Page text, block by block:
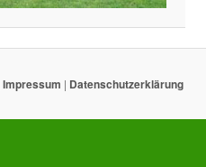
Impressum | Datenschutzerklärung